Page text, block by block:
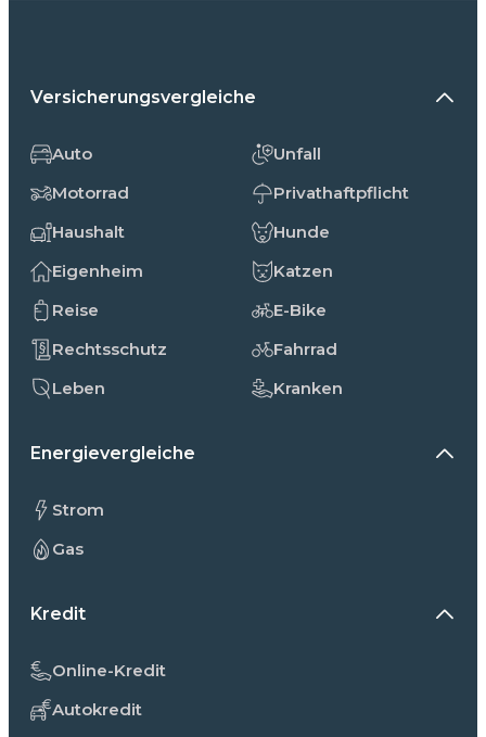
Versicherungsvergleiche
Auto
Motorrad
Haushalt
Eigenheim
Reise
Rechtsschutz
Leben
Unfall
Privathaftpflicht
Hunde
Katzen
E-Bike
Fahrrad
Kranken
Energievergleiche
Strom
Gas
Kredit
Online-Kredit
Autokredit